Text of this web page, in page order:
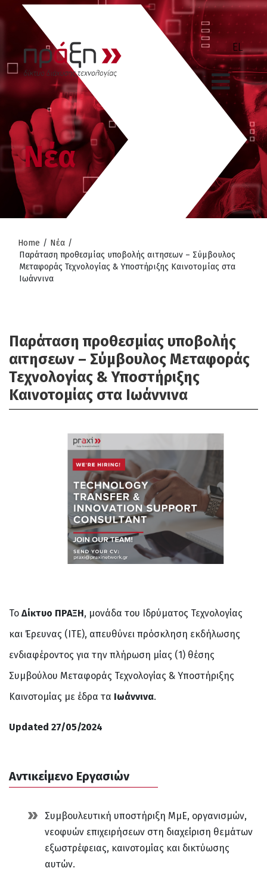
Νέα
Home / Νέα /
Παράταση προθεσμίας υποβολής αιτησεων – Σύμβουλος
Μεταφοράς Τεχνολογίας & Υποστήριξης Καινοτομίας στα
Ιωάννινα
Παράταση προθεσμίας υποβολής
αιτησεων – Σύμβουλος Μεταφοράς
Τεχνολογίας & Υποστήριξης
Καινοτομίας στα Ιωάννινα
Το Δίκτυο ΠΡΑΞΗ, μονάδα του Ιδρύματος Τεχνολογίας
και Έρευνας (ΙΤΕ), απευθύνει πρόσκληση εκδήλωσης
ενδιαφέροντος για την πλήρωση μίας (1) θέσης
Συμβούλου Μεταφοράς Τεχνολογίας & Υποστήριξης
Καινοτομίας με έδρα τα Ιωάννινα.
Updated 27/05/2024
Αντικείμενο Εργασιών
Συμβουλευτική υποστήριξη ΜμΕ, οργανισμών,
νεοφυών επιχειρήσεων στη διαχείριση θεμάτων
εξωστρέφειας, καινοτομίας και δικτύωσης
αυτών.